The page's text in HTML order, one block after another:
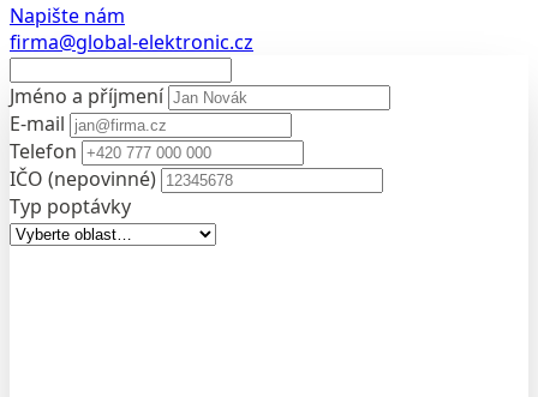
Napište nám
firma@global-elektronic.cz
Jméno a příjmení
E-mail
Telefon
IČO (nepovinné)
Typ poptávky